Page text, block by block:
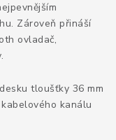
Zároveň přináší
ovladač,
tloušťky 36 mm
kanálu